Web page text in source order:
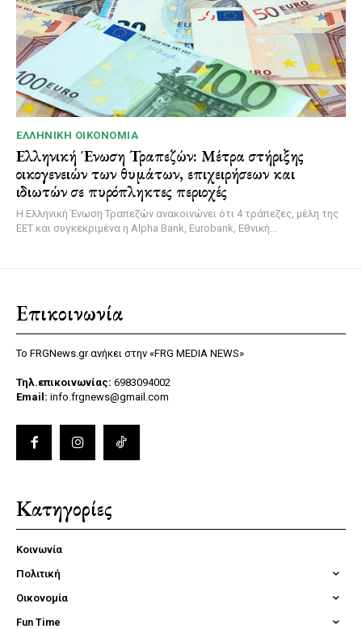
ΕΛΛΗΝΙΚΉ ΟΙΚΟΝΟΜΊΑ
Ελληνική Ένωση Τραπεζών: Μέτρα στήριξης
οικογενειών των θυμάτων, επιχειρήσεων και
ιδιωτών σε πυρόπληκτες περιοχές
Η Ελληνική Ένωση Τραπεζών ανακοινώνει ότι 4 τράπεζες, μέλη της
ΕΕΤ και συγκεκριμένα η Alpha Bank, Eurobank, Εθνική...
Επικοινωνία
Το FRGNews.gr ανήκει στην «FRG MEDIA NEWS»
Τηλ.επικοινωνίας: 6983094002
Email: info.frgnews@gmail.com
Κατηγορίες
Κοινωνία
Πολιτική
Οικονομία
Fun Time